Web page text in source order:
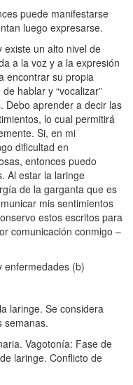
puede manifestarse
luego expresarse.
existe un alto nivel de
a la voz y a la expresión
encontrar su propia
hablar y “vocalizar”
Debo aprender a decir las
lo cual permitirá
Si, en mi
dificultad en
entonces puedo
Al estar la laringe
de la garganta que es
mis sentimientos
estos escritos para
comunicación conmigo –
enfermedades (b)
laringe. Se considera
semanas.
Vagotonía: Fase de
laringe. Conflicto de